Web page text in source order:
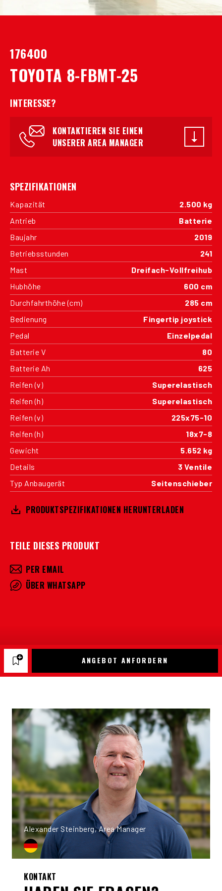
176400
TOYOTA 8-FBMT-25
INTERESSE?
KONTAKTIEREN SIE EINEN
UNSERER AREA MANAGER
SPEZIFIKATIONEN
Kapazität
2.500 kg
Antrieb
Batterie
Baujahr
2019
Betriebsstunden
241
Mast
Dreifach-Vollfreihub
Hubhöhe
600 cm
Durchfahrthöhe (cm)
285 cm
Bedienung
Fingertip joystick
Pedal
Einzelpedal
Batterie V
80
Batterie Ah
625
Reifen (v)
Superelastisch
Reifen (h)
Superelastisch
Reifen (v)
225x75-10
Reifen (h)
18x7-8
Gewicht
5.652 kg
Details
3 Ventile
Typ Anbaugerät
Seitenschieber
PRODUKTSPEZIFIKATIONEN HERUNTERLADEN
TEILE DIESES PRODUKT
PER EMAIL
ÜBER WHATSAPP
ANGEBOT ANFORDERN
Alexander Steinberg, Area Manager
KONTAKT